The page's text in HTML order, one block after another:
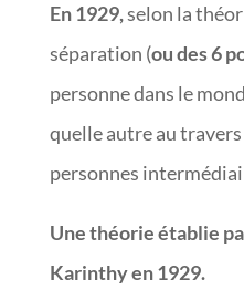
En 1929,selon la
séparation (ou des 6
personne dans le
quelle autre au travers
personnes
Une théorie établie
Karinthy en 1929.